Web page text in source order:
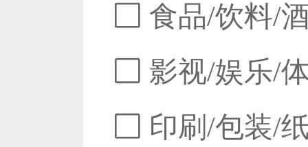
食品/饮料/
影视/娱乐/
印刷/包装/